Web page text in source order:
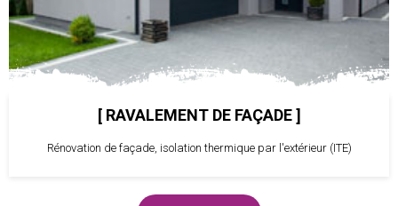
RAVALEMENT DE FAÇADE
Rénovation de façade, isolation thermique par l'extérieur (ITE)